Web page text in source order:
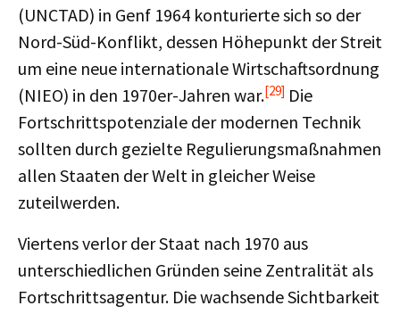
(UNCTAD) in Genf 1964 konturierte sich so der
Nord-Süd-Konflikt, dessen Höhepunkt der Streit
um eine neue internationale Wirtschaftsordnung
(NIEO) in den 1970er-Jahren war.[29] Die
Fortschrittspotenziale der modernen Technik
sollten durch gezielte Regulierungsmaßnahmen
allen Staaten der Welt in gleicher Weise
zuteilwerden.
Viertens verlor der Staat nach 1970 aus
unterschiedlichen Gründen seine Zentralität als
Fortschrittsagentur. Die wachsende Sichtbarkeit